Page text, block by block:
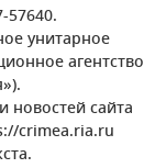
57640.
унитарное
агентство
сайта
crimea.ria.ru